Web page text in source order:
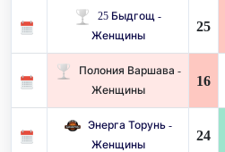
25 Быдгощ -
Женщины
25
Полония Варшава -
Женщины
16
Энерга Торунь -
Женщины
24